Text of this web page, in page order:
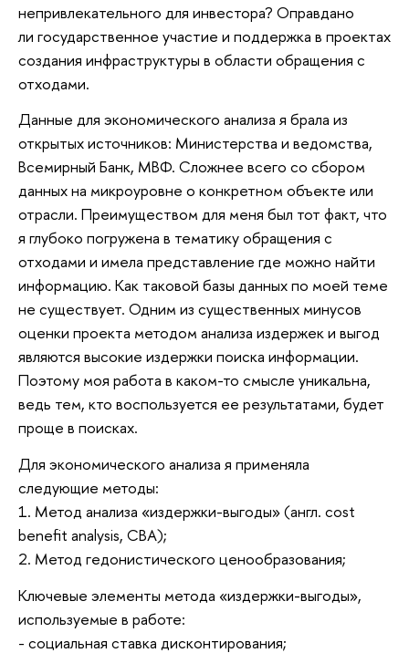
непривлекательного для инвестора? Оправдано
ли государственное участие и поддержка в проектах
создания инфраструктуры в области обращения с
отходами.
Данные для экономического анализа я брала из
открытых источников: Министерства и ведомства,
Всемирный Банк, МВФ. Сложнее всего со сбором
данных на микроуровне о конкретном объекте или
отрасли. Преимуществом для меня был тот факт, что
я глубоко погружена в тематику обращения с
отходами и имела представление где можно найти
информацию. Как таковой базы данных по моей теме
не существует. Одним из существенных минусов
оценки проекта методом анализа издержек и выгод
являются высокие издержки поиска информации.
Поэтому моя работа в каком-то смысле уникальна,
ведь тем, кто воспользуется ее результатами, будет
проще в поисках.
Для экономического анализа я применяла
следующие методы:
1. Метод анализа «издержки-выгоды» (англ. cost
benefit analysis, CBA);
2. Метод гедонистического ценообразования;
Ключевые элементы метода «издержки-выгоды»,
используемые в работе:
- социальная ставка дисконтирования;